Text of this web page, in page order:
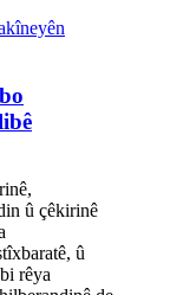
û çêkirinê
û
rêya